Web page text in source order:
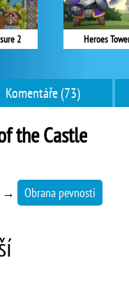
2 Heroes
Komentáře (73)
the Castle
→ Obrana pevnosti